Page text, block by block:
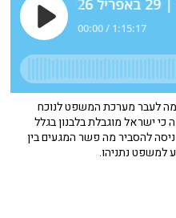
לעבר מערכת המשפט לנוכח
ישראל מוגבלת בלבנון בגלל
ניסה להסביר מה פשר המגעים בין
למשפט נתניהו.